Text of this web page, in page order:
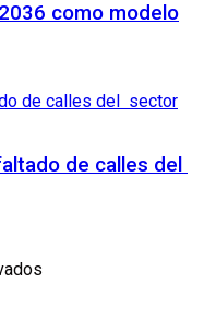
como modelo
de calles del